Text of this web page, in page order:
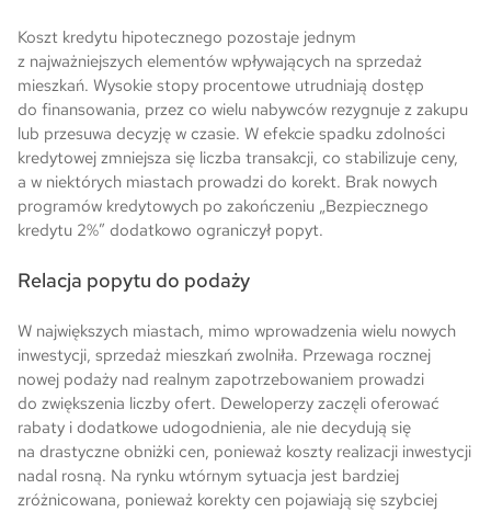
Koszt kredytu hipotecznego pozostaje jednym
z najważniejszych elementów wpływających na sprzedaż
mieszkań. Wysokie stopy procentowe utrudniają dostęp
do finansowania, przez co wielu nabywców rezygnuje z zakupu
lub przesuwa decyzję w czasie. W efekcie spadku zdolności
kredytowej zmniejsza się liczba transakcji, co stabilizuje ceny,
a w niektórych miastach prowadzi do korekt. Brak nowych
programów kredytowych po zakończeniu „Bezpiecznego
kredytu 2%” dodatkowo ograniczył popyt.
Relacja popytu do podaży
W największych miastach, mimo wprowadzenia wielu nowych
inwestycji, sprzedaż mieszkań zwolniła. Przewaga rocznej
nowej podaży nad realnym zapotrzebowaniem prowadzi
do zwiększenia liczby ofert. Deweloperzy zaczęli oferować
rabaty i dodatkowe udogodnienia, ale nie decydują się
na drastyczne obniżki cen, ponieważ koszty realizacji inwestycji
nadal rosną. Na rynku wtórnym sytuacja jest bardziej
zróżnicowana, ponieważ korekty cen pojawiają się szybciej